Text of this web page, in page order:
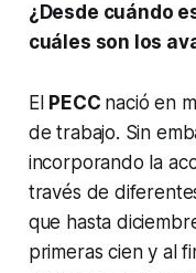
¿Desde cuándo
cuáles son los
El PECC nació en
de trabajo. Sin
incorporando la
través de
que hasta
primeras cien y al